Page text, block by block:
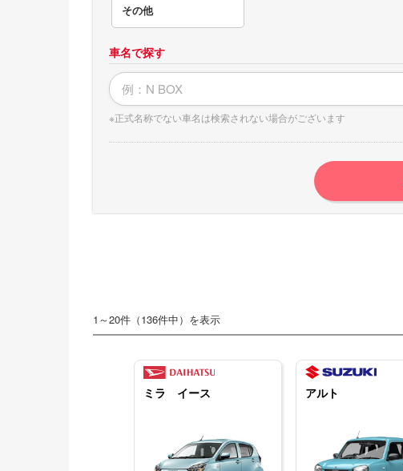
その他
車名で探す
※正式名称でない車名は検索されない場合がございます
1～20件（136件中）を表示
ミラ イース アルト